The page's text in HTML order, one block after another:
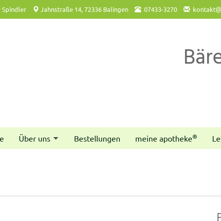
Spindler Jahnstraße 14, 72336 Balingen 07433-3270
Über uns Bestellungen meine apotheke®